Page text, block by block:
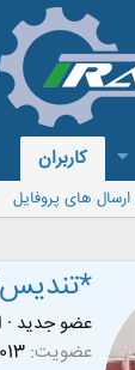
کاربران
های پروفایل
عضو جدید ·
عضویت